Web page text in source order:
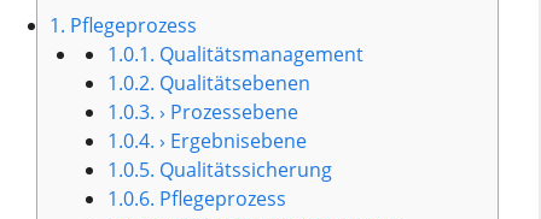
1. Pflegeprozess
1.0.1. Qualitätsmanagement
1.0.2. Qualitätsebenen
1.0.3. › Prozessebene
1.0.4. › Ergebnisebene
1.0.5. Qualitätssicherung
1.0.6. Pflegeprozess